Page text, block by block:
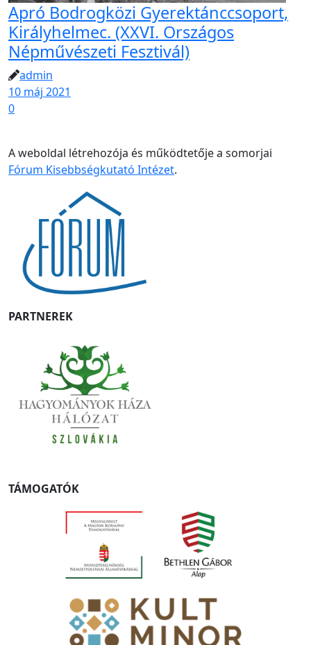
Apró Bodrogközi Gyerektánccsoport,
Királyhelmec. (XXVI. Országos
Népművészeti Fesztivál)
admin
10 máj 2021
0
A weboldal létrehozója és működtetője a somorjai
Fórum Kisebbségkutató Intézet.
PARTNEREK
TÁMOGATÓK